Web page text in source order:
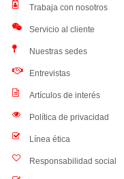
Trabaja con nosotros
Servicio al cliente
Nuestras sedes
Entrevistas
Artículos de interés
Política de privacidad
Línea ética
Responsabilidad social